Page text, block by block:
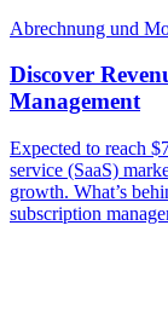
Abrechnung und
Discover
Management
Expected to reach
service (SaaS)
growth. What’s
subscription